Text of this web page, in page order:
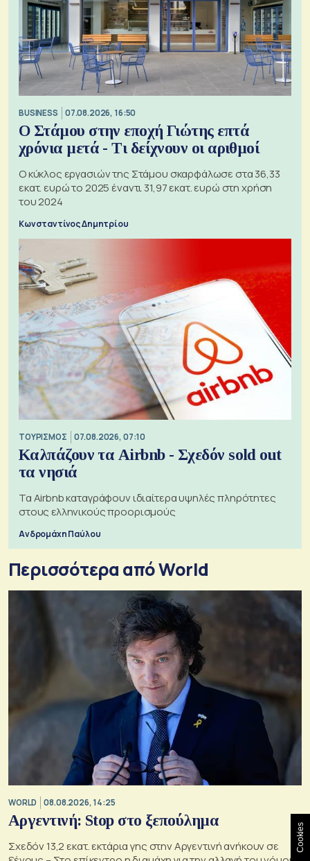
BUSINESS 07.08.2026, 16:50
Ο Στάμου στην εποχή Γιώτης επτά
χρόνια μετά - Τι δείχνουν οι αριθμοί
Ο κύκλος εργασιών της Στάμου σκαρφάλωσε στα 36,33
εκατ. ευρώ το 2025 έναντι 31,97 εκατ. ευρώ στη χρήση
του 2024
Κωνσταντίνος Δημητρίου
ΤΟΥΡΙΣΜΟΣ 07.08.2026, 07:10
Καλπάζουν τα Airbnb - Σχεδόν sold out
τα νησιά
Τα Airbnb καταγράφουν ιδιαίτερα υψηλές πληρότητες
στους ελληνικούς προορισμούς
Ανδρομάχη Παύλου
Περισσότερα από World
WORLD 08.08.2026, 14:25
Αργεντινή: Stop στο ξεπούλημα
Σχεδόν 13,2 εκατ. εκτάρια γης στην Αργεντινή ανήκουν σε
Cookies